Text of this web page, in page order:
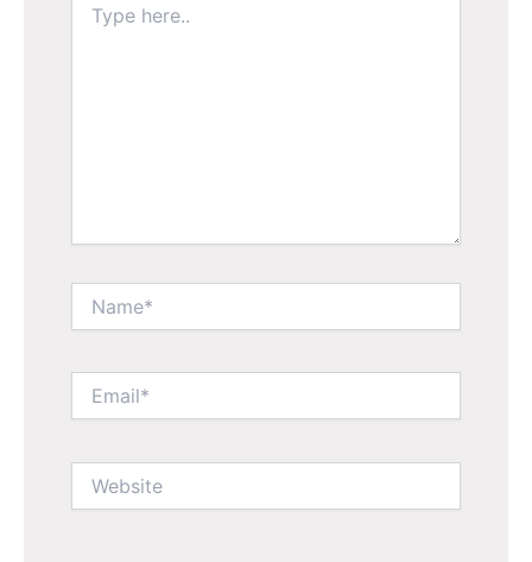
here..